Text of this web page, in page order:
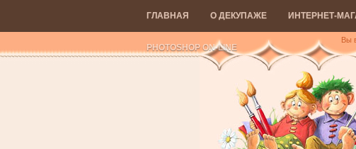
ГЛАВНАЯ О ДЕКУПАЖЕ ИНТЕРНЕТ-
PHOTOSHOP ON-LINE
Вы